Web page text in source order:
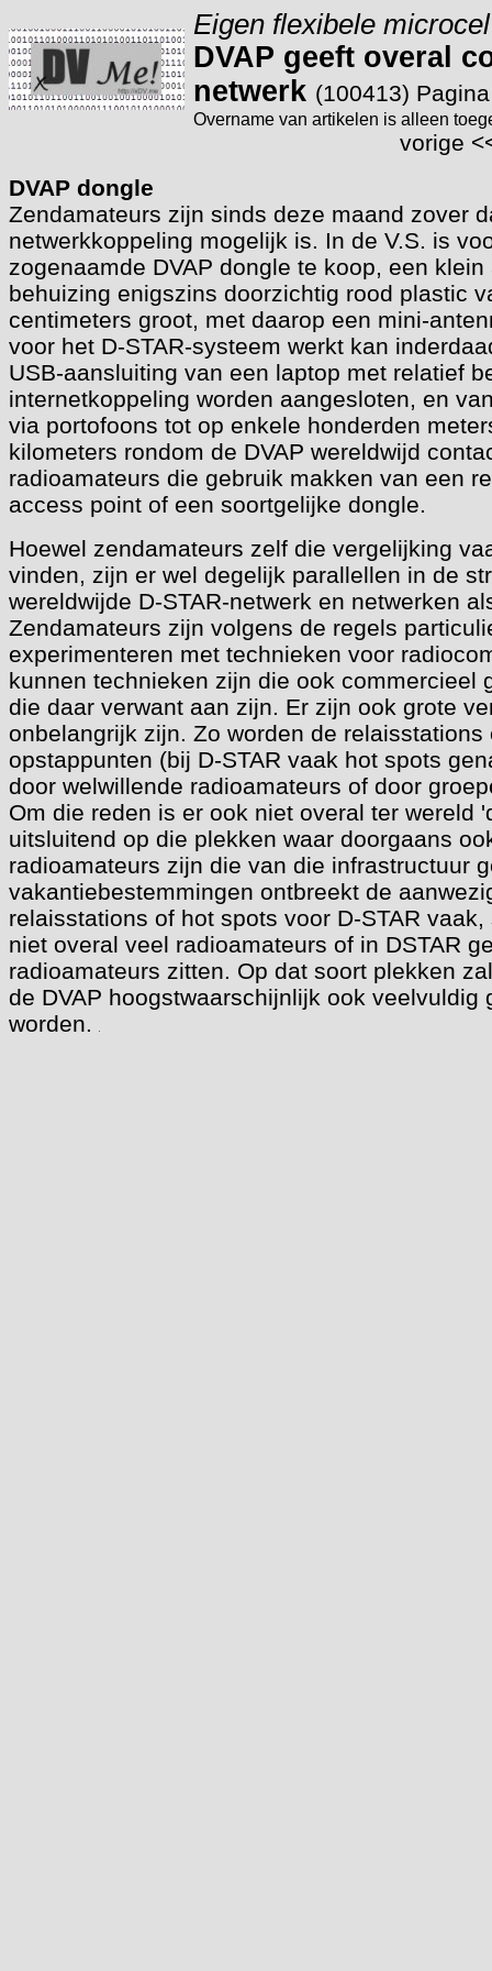
Eigen flexibele
DVAP geeft overal
netwerk (100413)
Overname van artikelen is alleen
vorige
DVAP dongle
Zendamateurs zijn sinds deze maand zover
netwerkkoppeling mogelijk is. In de V.S. is
zogenaamde DVAP dongle te koop, een
behuizing enigszins doorzichtig rood plastic
centimeters groot, met daarop een mini-
voor het D-STAR-systeem werkt kan
USB-aansluiting van een laptop met relatief
internetkoppeling worden aangesloten, en
via portofoons tot op enkele honderden
kilometers rondom de DVAP wereldwijd
radioamateurs die gebruik makken van een
access point of een soortgelijke dongle.
Hoewel zendamateurs zelf die vergelijking
vinden, zijn er wel degelijk parallellen in de
wereldwijde D-STAR-netwerk en netwerken
Zendamateurs zijn volgens de regels
experimenteren met technieken voor
kunnen technieken zijn die ook commercieel
die daar verwant aan zijn. Er zijn ook grote
onbelangrijk zijn. Zo worden de relaisstations
opstappunten (bij D-STAR vaak hot spots
door welwillende radioamateurs of door
Om die reden is er ook niet overal ter wereld
uitsluitend op die plekken waar doorgaans
radioamateurs zijn die van die infrastructuur
vakantiebestemmingen ontbreekt de
relaisstations of hot spots voor D-STAR
niet overal veel radioamateurs of in DSTAR
radioamateurs zitten. Op dat soort plekken
de DVAP hoogstwaarschijnlijk ook veelvuldig
worden.